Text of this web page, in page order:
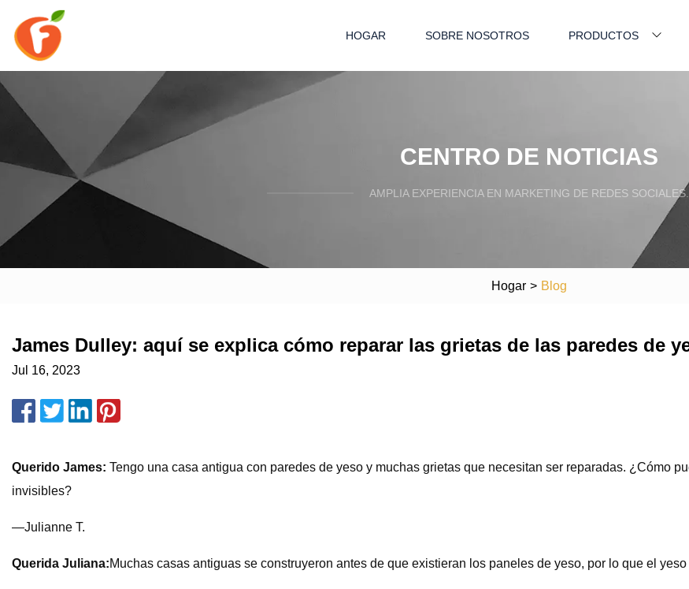
HOGAR SOBRE NOSOTROS PRODUCTOS
CENTRO DE NOTICIAS
AMPLIA EXPERIENCIA EN MARKETING DE REDES SOCIALES.
Hogar > Blog
James Dulley: aquí se explica cómo reparar las grietas de las paredes de
Jul 16, 2023
Querido James: Tengo una casa antigua con paredes de yeso y muchas grietas que necesitan ser reparadas. ¿Cómo
invisibles?
—Julianne T.
Querida Juliana:Muchas casas antiguas se construyeron antes de que existieran los paneles de yeso, por lo que el